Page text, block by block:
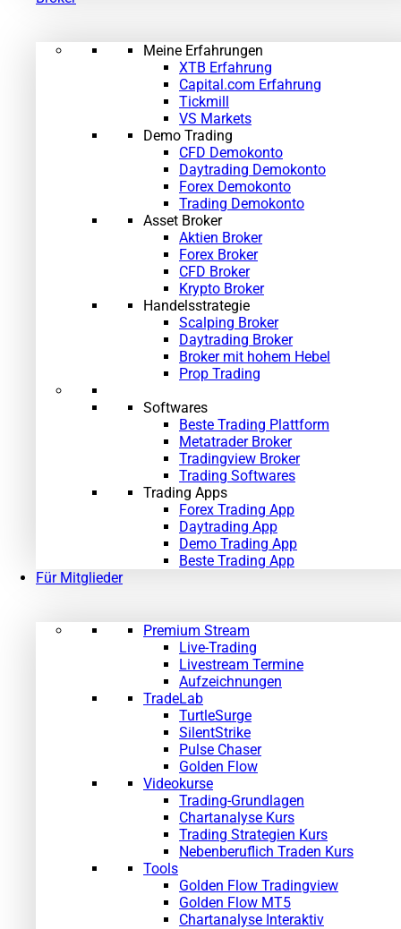
Meine Erfahrungen
XTB Erfahrung
Capital.com Erfahrung
Tickmill
VS Markets
Demo Trading
CFD Demokonto
Daytrading Demokonto
Forex Demokonto
Trading Demokonto
Asset Broker
Aktien Broker
Forex Broker
CFD Broker
Krypto Broker
Handelsstrategie
Scalping Broker
Daytrading Broker
Broker mit hohem Hebel
Prop Trading
Softwares
Beste Trading Plattform
Metatrader Broker
Tradingview Broker
Trading Softwares
Trading Apps
Forex Trading App
Daytrading App
Demo Trading App
Beste Trading App
Für Mitglieder
Premium Stream
Live-Trading
Livestream Termine
Aufzeichnungen
TradeLab
TurtleSurge
SilentStrike
Pulse Chaser
Golden Flow
Videokurse
Trading-Grundlagen
Chartanalyse Kurs
Trading Strategien Kurs
Nebenberuflich Traden Kurs
Tools
Golden Flow Tradingview
Golden Flow MT5
Chartanalyse Interaktiv